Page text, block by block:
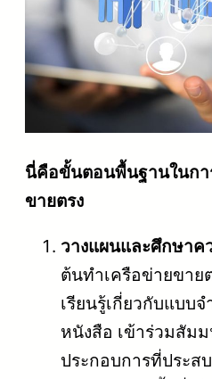
นี่คือขั้นตอนพื้นฐานในกา
ขายตรง
วางแผนและศึกษาค
ต้นทำเครือข่ายขา
เรียนรู้เกี่ยวกับแบบ
หนังสือ เข้าร่วมสัม
ประกอบการที่ประส